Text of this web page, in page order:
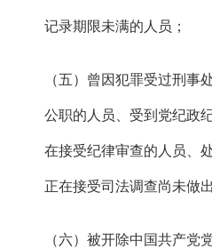
记录期限未满的人员；
（五）曾因犯罪受过刑事
公职的人员、受到党纪政
在接受纪律审查的人员、
正在接受司法调查尚未做
（六）被开除中国共产党